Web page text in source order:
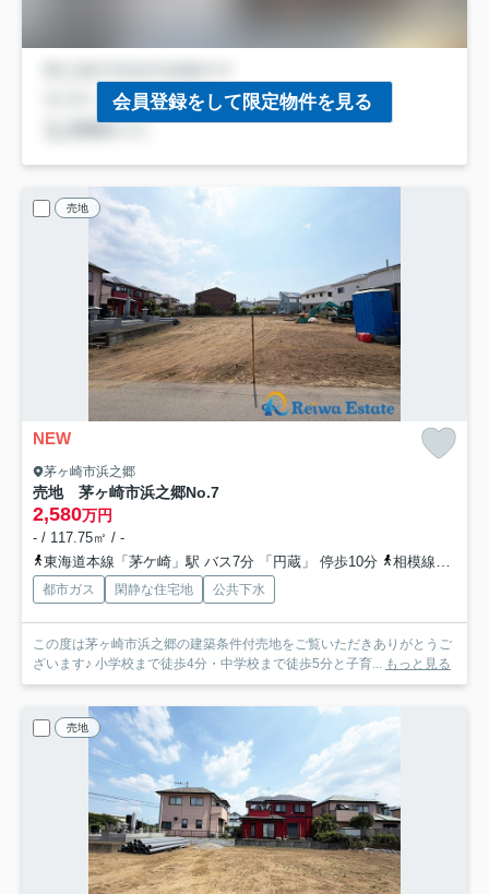
会員登録をして限定物件を見る
売地
NEW
茅ヶ崎市浜之郷
売地 茅ヶ崎市浜之郷No.7
2,580万円
- / 117.75㎡ / -
東海道本線「茅ケ崎」駅 バス7分 「円蔵」 停歩10分
相模線「茅ケ崎」駅 バス7分 「円蔵」 停歩10分
都市ガス 閑静な住宅地 公共下水
この度は茅ヶ崎市浜之郷の建築条件付売地をご覧いただきありがとうご
ざいます♪ 小学校まで徒歩4分・中学校まで徒歩5分と子育... もっと見る
売地